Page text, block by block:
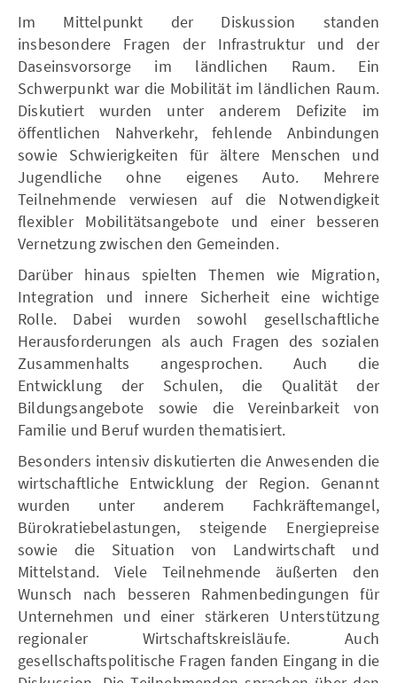
Im Mittelpunkt der Diskussion standen
insbesondere Fragen der Infrastruktur und der
Daseinsvorsorge im ländlichen Raum. Ein
Schwerpunkt war die Mobilität im ländlichen Raum.
Diskutiert wurden unter anderem Defizite im
öffentlichen Nahverkehr, fehlende Anbindungen
sowie Schwierigkeiten für ältere Menschen und
Jugendliche ohne eigenes Auto. Mehrere
Teilnehmende verwiesen auf die Notwendigkeit
flexibler Mobilitätsangebote und einer besseren
Vernetzung zwischen den Gemeinden.
Darüber hinaus spielten Themen wie Migration,
Integration und innere Sicherheit eine wichtige
Rolle. Dabei wurden sowohl gesellschaftliche
Herausforderungen als auch Fragen des sozialen
Zusammenhalts angesprochen. Auch die
Entwicklung der Schulen, die Qualität der
Bildungsangebote sowie die Vereinbarkeit von
Familie und Beruf wurden thematisiert.
Besonders intensiv diskutierten die Anwesenden die
wirtschaftliche Entwicklung der Region. Genannt
wurden unter anderem Fachkräftemangel,
Bürokratiebelastungen, steigende Energiepreise
sowie die Situation von Landwirtschaft und
Mittelstand. Viele Teilnehmende äußerten den
Wunsch nach besseren Rahmenbedingungen für
Unternehmen und einer stärkeren Unterstützung
regionaler Wirtschaftskreisläufe. Auch
gesellschaftspolitische Fragen fanden Eingang in die